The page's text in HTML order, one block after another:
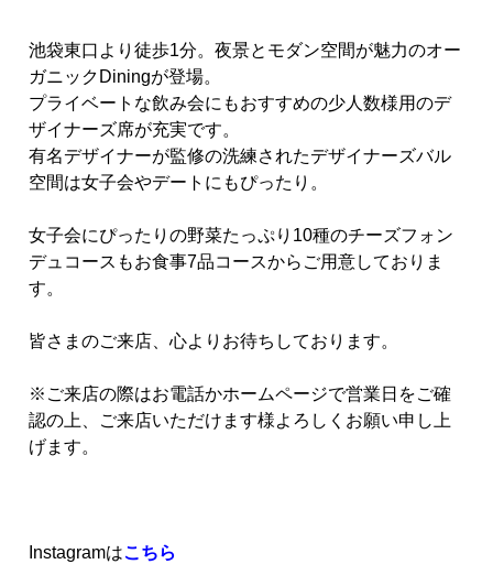
池袋東口より徒歩1分。夜景とモダン空間が魅力のオー
ガニックDiningが登場。
プライベートな飲み会にもおすすめの少人数様用のデ
ザイナーズ席が充実です。
有名デザイナーが監修の洗練されたデザイナーズバル
空間は女子会やデートにもぴったり。
女子会にぴったりの野菜たっぷり10種のチーズフォン
デュコースもお食事7品コースからご用意しておりま
す。
皆さまのご来店、心よりお待ちしております。
※ご来店の際はお電話かホームページで営業日をご確
認の上、ご来店いただけます様よろしくお願い申し上
げます。
Instagramはこちら